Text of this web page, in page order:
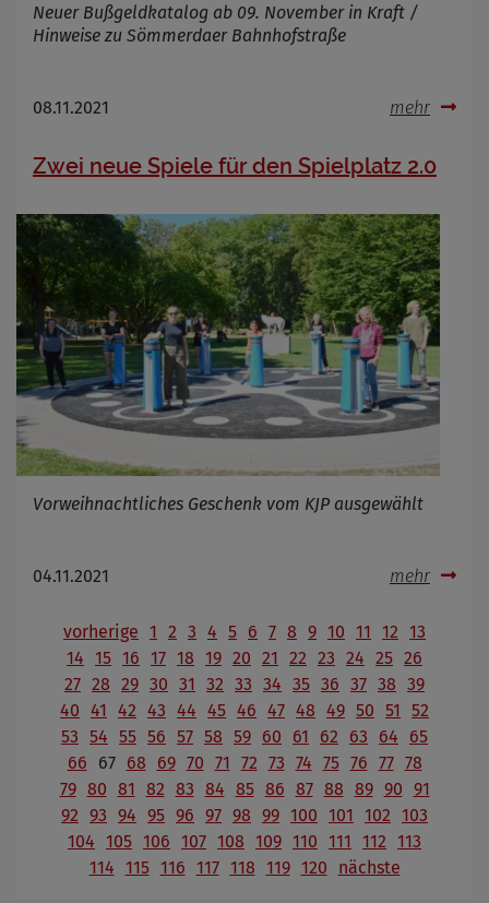
Neuer Bußgeldkatalog ab 09. November in Kraft /
Hinweise zu Sömmerdaer Bahnhofstraße
08.11.2021 mehr
Zwei neue Spiele für den Spielplatz 2.0
Vorweihnachtliches Geschenk vom KJP ausgewählt
04.11.2021 mehr
vorherige 1 2 3 4 5 6 7 8 9 10 11 12 13
14 15 16 17 18 19 20 21 22 23 24 25 26
27 28 29 30 31 32 33 34 35 36 37 38 39
40 41 42 43 44 45 46 47 48 49 50 51
52
53 54 55 56 57 58 59 60 61 62 63 64
65
66
67 68 69 70 71 72 73 74 75 76 77 78
79 80 81 82 83 84 85 86 87 88 89 90 91
92 93 94 95 96 97 98 99 100 101 102 103
104 105 106 107 108 109 110 111 112 113
114 115 116 117 118 119 120 nächste